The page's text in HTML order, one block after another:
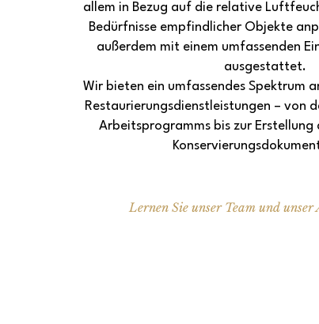
allem in Bezug auf die relative
Bedürfnisse empfindlicher Objekte
außerdem mit einem umfassenden
ausgestattet.
Wir bieten ein umfassendes Spektrum
Restaurierungsdienstleistungen – von
Arbeitsprogramms bis zur Erstellung
Lernen Sie unser Team und unser